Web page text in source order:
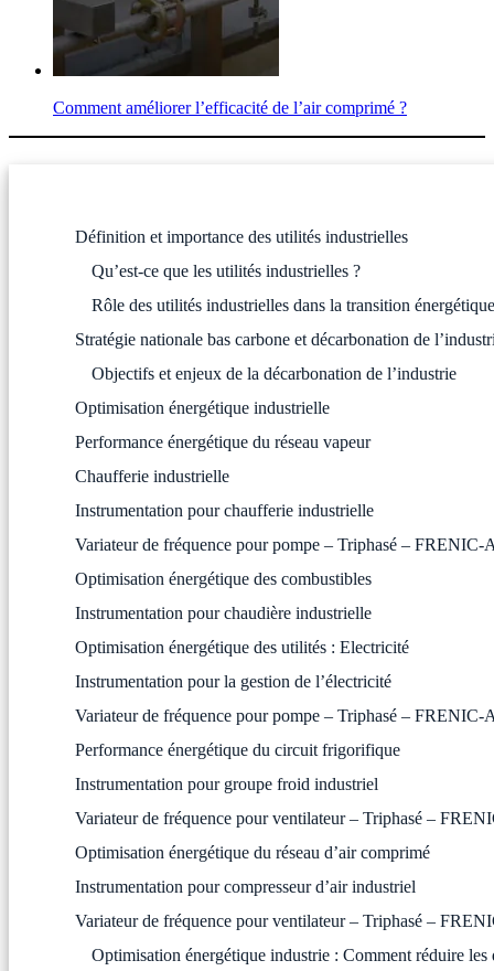
Comment améliorer l’efficacité de l’air comprimé ?
Définition et importance des utilités industrielles
Qu’est-ce que les utilités industrielles ?
Rôle des utilités industrielles dans la transition énergétique
Stratégie nationale bas carbone et décarbonation de
Objectifs et enjeux de la décarbonation de l’industrie
Optimisation énergétique industrielle
Performance énergétique du réseau vapeur
Chaufferie industrielle
Instrumentation pour chaufferie industrielle
Variateur de fréquence pour pompe – Triphasé –
Optimisation énergétique des combustibles
Instrumentation pour chaudière industrielle
Optimisation énergétique des utilités : Electricité
Instrumentation pour la gestion de l’électricité
Variateur de fréquence pour pompe – Triphasé –
Performance énergétique du circuit frigorifique
Instrumentation pour groupe froid industriel
Variateur de fréquence pour ventilateur – Triphasé –
Optimisation énergétique du réseau d’air comprimé
Instrumentation pour compresseur d’air industriel
Variateur de fréquence pour ventilateur – Triphasé –
Optimisation énergétique industrie : Comment réduire les